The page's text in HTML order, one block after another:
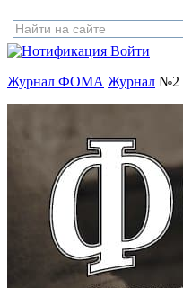
Войти
Журнал ФОМА Журнал №2